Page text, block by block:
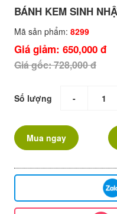
BÁNH KEM SINH
Mã sản phẩm: 8299
Giá giảm: 650,000 đ
Giá gốc: 728,000 đ
Số lượng -
Mua ngay